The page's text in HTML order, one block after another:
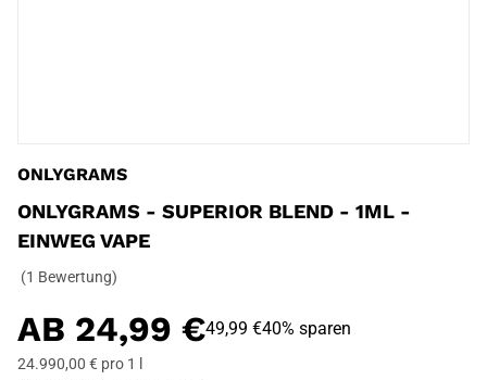
ONLYGRAMS
ONLYGRAMS - SUPERIOR BLEND - 1ML -
EINWEG VAPE
(1 Bewertung)
AB 24,99 €49,99 €40% sparen
24.990,00 € pro 1 l